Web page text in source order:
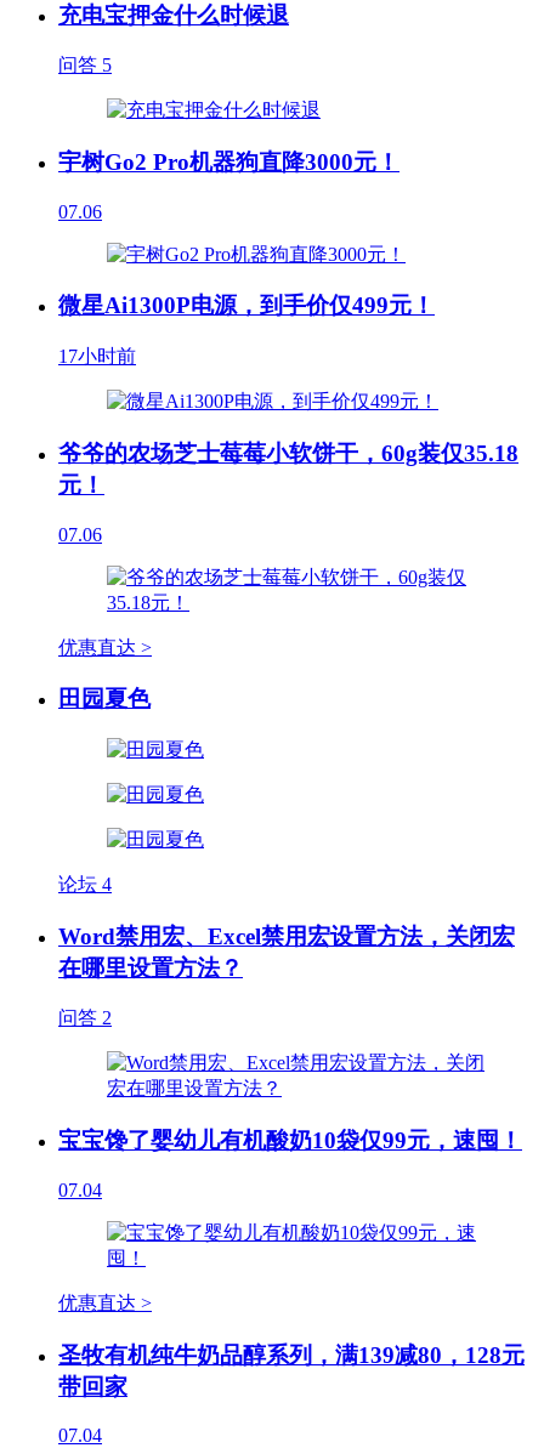
充电宝押金什么时候退
问答 5
宇树Go2 Pro机器狗直降3000元！
07.06
微星Ai1300P电源，到手价仅499元！
17小时前
爷爷的农场芝士莓莓小软饼干，60g装仅35.18
元！
07.06
优惠直达 >
田园夏色
论坛 4
Word禁用宏、Excel禁用宏设置方法，关闭宏
在哪里设置方法？
问答 2
宝宝馋了婴幼儿有机酸奶10袋仅99元，速囤！
07.04
优惠直达 >
圣牧有机纯牛奶品醇系列，满139减80，128元
带回家
07.04